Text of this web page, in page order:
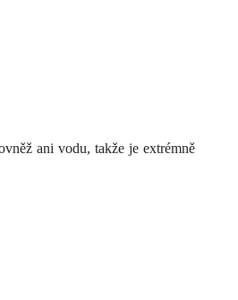
ani vodu, takže je extrémně